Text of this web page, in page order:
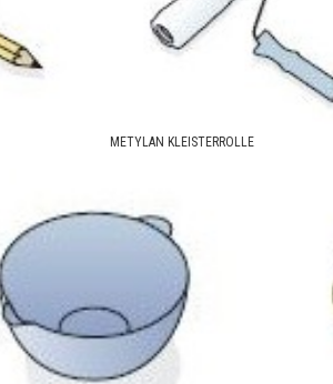
METYLAN KLEISTERROLLE